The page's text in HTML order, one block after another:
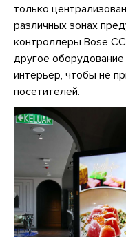
только
различных зонах
контроллеры Bose
другое
интерьер, чтобы не
посетителей.